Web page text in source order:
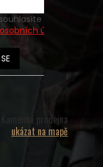
údajů
Kamenná prodejna
ukázat na mapě